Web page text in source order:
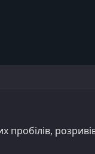
пробілів,